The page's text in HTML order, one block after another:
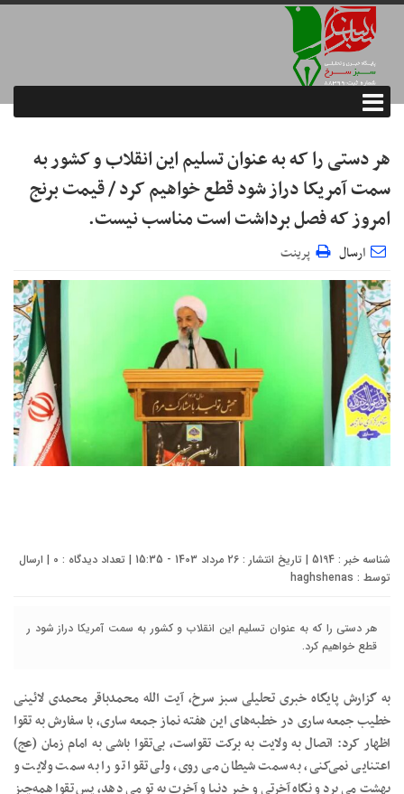
هر دستی را که به عنوان تسلیم این انقلاب و کشور به
سمت آمريکا دراز شود قطع خواهیم کرد / قیمت برنج
امروز که فصل برداشت است مناسب نیست.
ارسال پرینت
شناسه خبر : 5194 | تاریخ انتشار : 26 مرداد 1403 - 15:35 | تعداد دیدگاه : 0 | ارسال
توسط : haghshenas
هر دستی را که به عنوان تسلیم این انقلاب و کشور به سمت آمريکا دراز شود ر
قطع خواهیم کرد.
به گزارش پایگاه خبری تحلیلی سبز سرخ، آیت الله محمدباقر محمدی لائینی
خطیب جمعه ساری در خطبه‌های این هفته نماز جمعه ساری، با سفارش به تقوا
اظهار کرد: اتصال به ولایت به برکت تقواست، بی‌تقوا باشی به امام زمان (عج)
اعتنایی نمی‌کنی، به سمت شیطان می روی، ولی تقوا تو را به سمت ولایت و
بهشت می برد و نگاه آخرتی و خیر دنیا و آخرت به تو می دهد، پس تقوا همه‌چیز